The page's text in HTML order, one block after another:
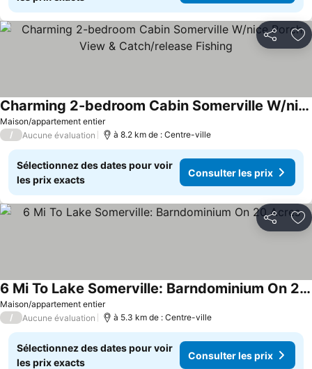
Partager
Maison/appartement entier
Charming 2-bedroom Cabin Somerville W/nice Porch View & Catch/release Fishing
Consulter les prix
/ Aucune évaluation à 8.2 km de : Centre-ville
Sélectionnez des dates pour voir
les prix exacts
Consulter les prix
Partager
Maison/appartement entier
6 Mi To Lake Somerville: Barndominium On 20 Acres
Consulter les prix
/ Aucune évaluation à 5.3 km de : Centre-ville
Sélectionnez des dates pour voir
les prix exacts
Consulter les prix